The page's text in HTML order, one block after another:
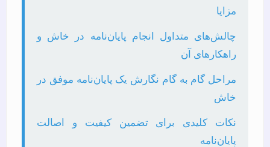
مزایا
چالش‌های متداول انجام پایان‌نامه در خاش و
راهکارهای آن
مراحل گام به گام نگارش یک پایان‌نامه موفق در
خاش
نکات کلیدی برای تضمین کیفیت و اصالت
پایان‌نامه